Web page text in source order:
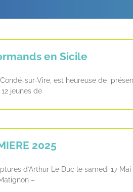
en Sicile
Condé-sur-Vire, est heureuse de
jeunes de
2025
d’Arthur Le Duc le samedi 17
–